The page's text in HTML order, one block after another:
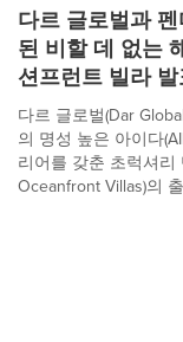
다르 글로벌과
된 비할 데 없는
션프런트 빌라
다르 글로벌(Dar
의 명성 높은 아이다
리어를 갖춘 초럭셔
Oceanfront Villas)의